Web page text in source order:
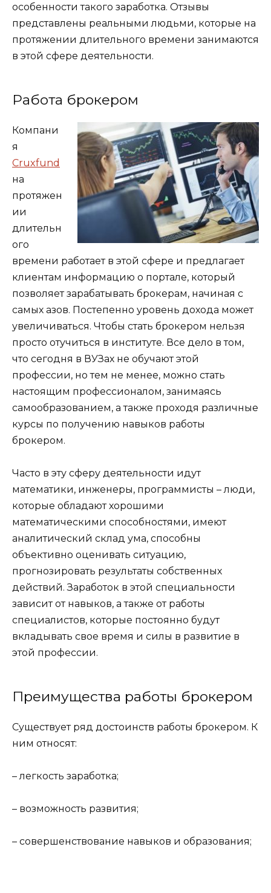
особенности такого заработка. Отзывы
представлены реальными людьми, которые на
протяжении длительного времени занимаются
в этой сфере деятельности.
Работа брокером
Компани
я
Cruxfund
на
протяжен
ии
длительн
ого
времени работает в этой сфере и предлагает
клиентам информацию о портале, который
позволяет зарабатывать брокерам, начиная с
самых азов. Постепенно уровень дохода может
увеличиваться. Чтобы стать брокером нельзя
просто отучиться в институте. Все дело в том,
что сегодня в ВУЗах не обучают этой
профессии, но тем не менее, можно стать
настоящим профессионалом, занимаясь
самообразованием, а также проходя различные
курсы по получению навыков работы
брокером.
Часто в эту сферу деятельности идут
математики, инженеры, программисты – люди,
которые обладают хорошими
математическими способностями, имеют
аналитический склад ума, способны
объективно оценивать ситуацию,
прогнозировать результаты собственных
действий. Заработок в этой специальности
зависит от навыков, а также от работы
специалистов, которые постоянно будут
вкладывать свое время и силы в развитие в
этой профессии.
Преимущества работы брокером
Существует ряд достоинств работы брокером. К
ним относят:
– легкость заработка;
– возможность развития;
– совершенствование навыков и образования;